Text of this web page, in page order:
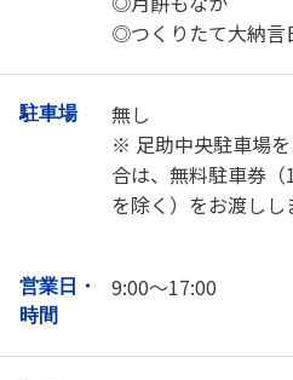
◎つくりたて大納言
駐車場
無し
※ 足助中央駐車場
合は、無料駐車券（
を除く）をお渡しし
営業日・
時間
9:00～17:00